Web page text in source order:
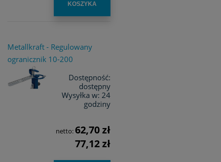
KOSZYKA
Metallkraft - Regulowany
ogranicznik 10-200
Dostępność:
dostępny
Wysyłka w: 24
godziny
netto:62,70 zł
77,12 zł